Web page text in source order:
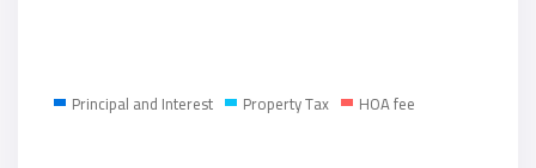
Principal and Interest Property Tax HOA fee